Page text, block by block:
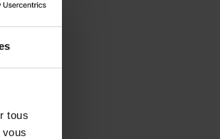
tous